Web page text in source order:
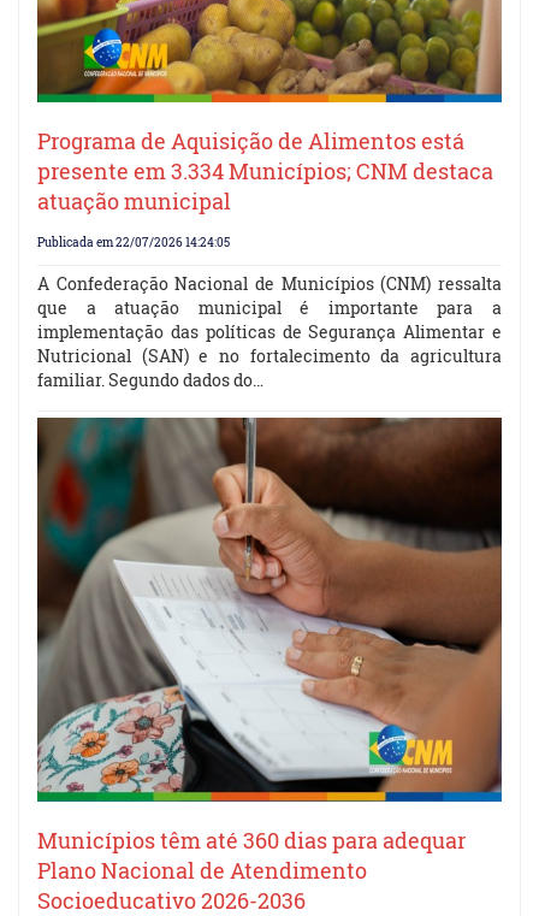
Programa de Aquisição de Alimentos está
presente em 3.334 Municípios; CNM destaca
atuação municipal
Publicada em 22/07/2026 14:24:05
A Confederação Nacional de Municípios (CNM) ressalta
que a atuação municipal é importante para a
implementação das políticas de Segurança Alimentar e
Nutricional (SAN) e no fortalecimento da agricultura
familiar. Segundo dados do…
Municípios têm até 360 dias para adequar
Plano Nacional de Atendimento
Socioeducativo 2026-2036